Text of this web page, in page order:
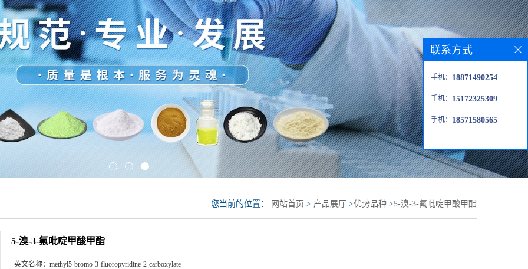
您当前的位置： 网站首页 > 产品展厅 >优势品种 >5-溴-3-氟吡啶甲酸甲酯
5-溴-3-氟吡啶甲酸甲酯
英文名称： methyl5-bromo-3-fluoropyridine-2-carboxylate
联系方式
手机： 18871490254
手机： 15172325309
手机： 18571580565